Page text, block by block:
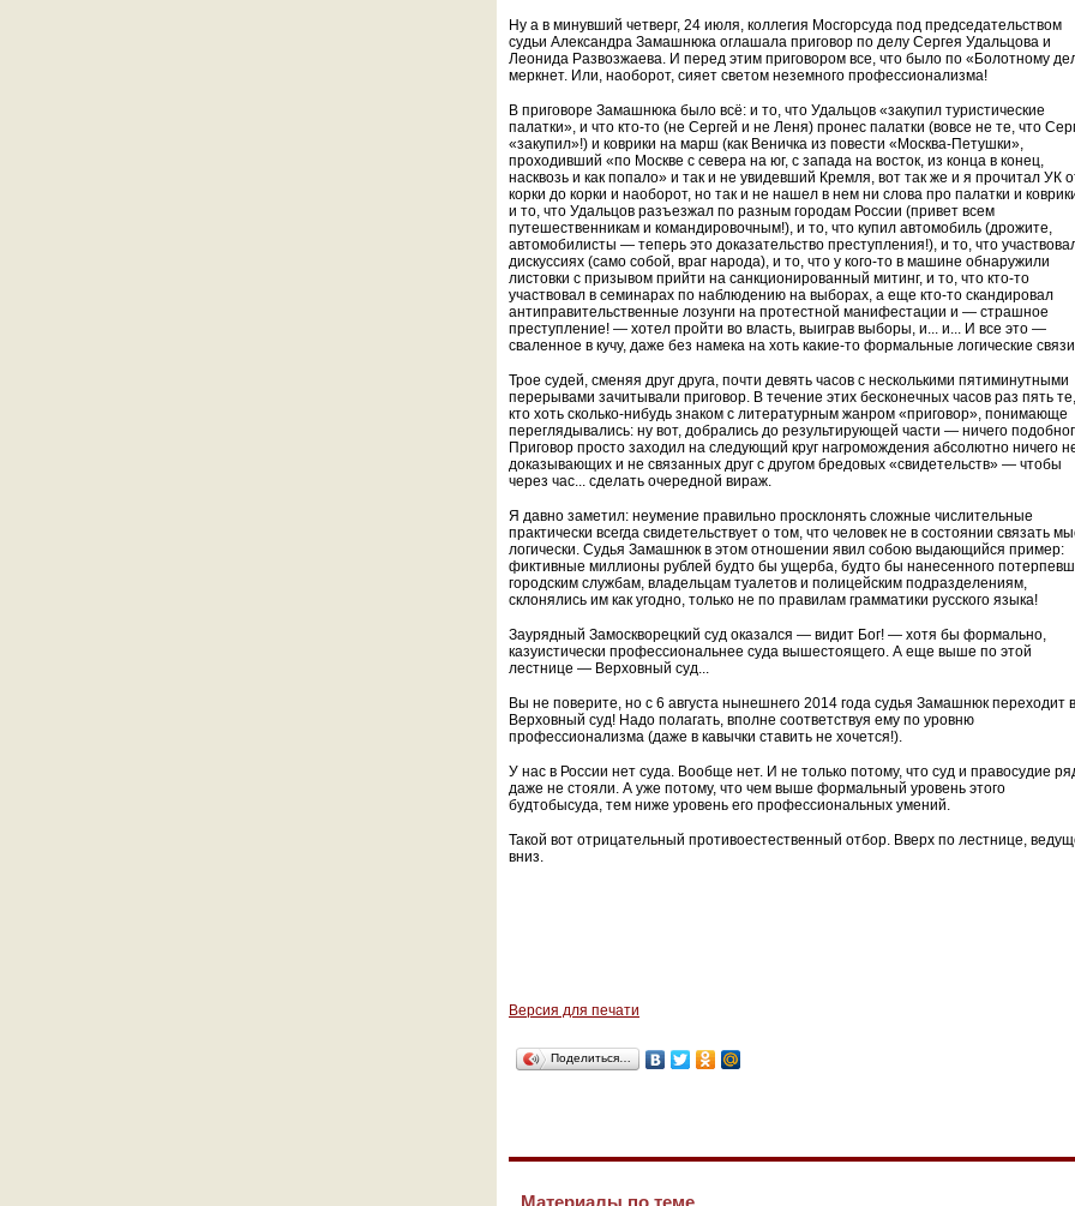
Ну а в минувший четверг, 24 июля, коллегия Мосгорсуда под председательством
судьи Александра Замашнюка оглашала приговор по делу Сергея Удальцова и
Леонида Развозжаева. И перед этим приговором все, что было по «Болотному
меркнет. Или, наоборот, сияет светом неземного профессионализма!
В приговоре Замашнюка было всё: и то, что Удальцов «закупил туристические
палатки», и что кто-то (не Сергей и не Леня) пронес палатки (вовсе не те, что
«закупил»!) и коврики на марш (как Веничка из повести «Москва-Петушки»,
проходивший «по Москве с севера на юг, с запада на восток, из конца в конец,
насквозь и как попало» и так и не увидевший Кремля, вот так же и я прочитал УК
корки до корки и наоборот, но так и не нашел в нем ни слова про палатки и
и то, что Удальцов разъезжал по разным городам России (привет всем
путешественникам и командировочным!), и то, что купил автомобиль (дрожите,
автомобилисты — теперь это доказательство преступления!), и то, что
дискуссиях (само собой, враг народа), и то, что у кого-то в машине обнаружили
листовки с призывом прийти на санкционированный митинг, и то, что кто-то
участвовал в семинарах по наблюдению на выборах, а еще кто-то скандировал
антиправительственные лозунги на протестной манифестации и — страшное
преступление! — хотел пройти во власть, выиграв выборы, и... и... И все это —
сваленное в кучу, даже без намека на хоть какие-то формальные логические
Трое судей, сменяя друг друга, почти девять часов с несколькими пятиминутными
перерывами зачитывали приговор. В течение этих бесконечных часов раз пять те,
кто хоть сколько-нибудь знаком с литературным жанром «приговор», понимающе
переглядывались: ну вот, добрались до результирующей части — ничего
Приговор просто заходил на следующий круг нагромождения абсолютно ничего
доказывающих и не связанных друг с другом бредовых «свидетельств» — чтобы
через час... сделать очередной вираж.
Я давно заметил: неумение правильно просклонять сложные числительные
практически всегда свидетельствует о том, что человек не в состоянии связать
логически. Судья Замашнюк в этом отношении явил собою выдающийся пример:
фиктивные миллионы рублей будто бы ущерба, будто бы нанесенного
городским службам, владельцам туалетов и полицейским подразделениям,
склонялись им как угодно, только не по правилам грамматики русского языка!
Заурядный Замоскворецкий суд оказался — видит Бог! — хотя бы формально,
казуистически профессиональнее суда вышестоящего. А еще выше по этой
лестнице — Верховный суд...
Вы не поверите, но с 6 августа нынешнего 2014 года судья Замашнюк переходит в
Верховный суд! Надо полагать, вполне соответствуя ему по уровню
профессионализма (даже в кавычки ставить не хочется!).
У нас в России нет суда. Вообще нет. И не только потому, что суд и правосудие
даже не стояли. А уже потому, что чем выше формальный уровень этого
будтобысуда, тем ниже уровень его профессиональных умений.
Такой вот отрицательный противоестественный отбор. Вверх по лестнице,
вниз.
Версия для печати
Поделиться…
Материалы по теме